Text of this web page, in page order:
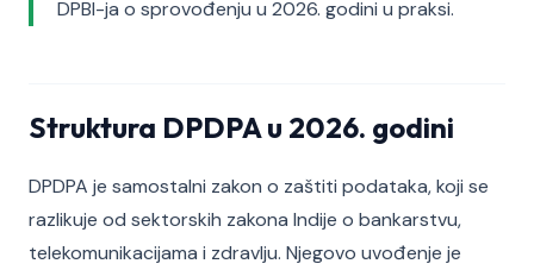
DPBI-ja o sprovođenju u 2026. godini u praksi.
Struktura DPDPA u 2026. godini
DPDPA je samostalni zakon o zaštiti podataka, koji se
razlikuje od sektorskih zakona Indije o bankarstvu,
telekomunikacijama i zdravlju. Njegovo uvođenje je